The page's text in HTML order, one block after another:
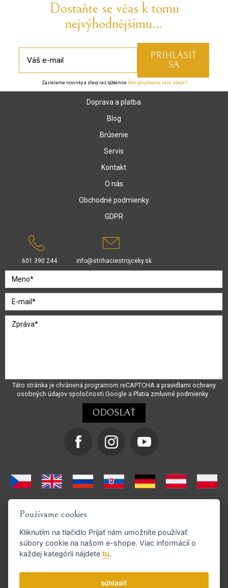
Dostaňte se včas k tomu
nejvýhodnějšímu...
Zasielame novinky a zľavy raz týždenne.Ako používame vaše údaje?
Doprava a platba
Blog
Brúsenie
Servis
Kontakt
O nás
Obchodné podmienky
GDPR
601 390 244 info@strihaciestrojceky.sk
Táto stránka je chránená programom reCAPTCHA a pravidlami ochrany
osobných údajov spoločnosti Google a Platia zmluvné podmienky .
Podporujeme platby GoPay
Používame cookies
Kliknutím na tlačidlo Prijať nám umožníte používať
súbory cookie na našom e-shope. Viac informácií o
každej kategórii nájdetetu.
súhlasiť